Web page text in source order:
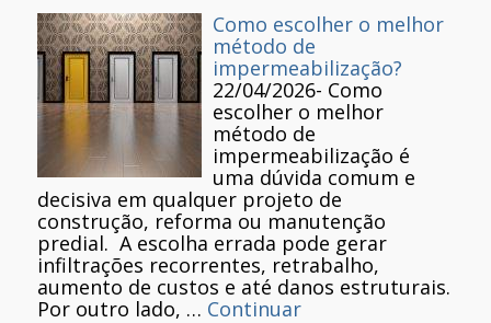
Como escolher o melhor
método de
impermeabilização?
22/04/2026- Como
escolher o melhor
método de
impermeabilização é
uma dúvida comum e
decisiva em qualquer projeto de
construção, reforma ou manutenção
predial. A escolha errada pode gerar
infiltrações recorrentes, retrabalho,
aumento de custos e até danos estruturais.
Por outro lado, … Continuar